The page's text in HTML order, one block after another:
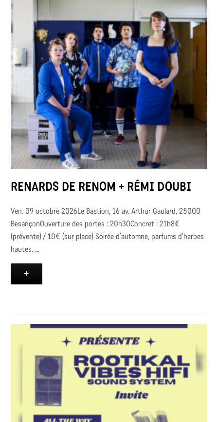
RENARDS DE RENOM + RÉMI DOUBI
Ven. 09 octobre 2026Le Bastion, 16 av. Arthur Gaulard, 25000
BesançonOuverture des portes : 20h30Concret : 21h8€
(prévente) / 10€ (sur place) Soirée d’automne, parfums d’herbes
hautes. ...
+